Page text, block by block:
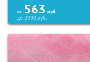
от 563 руб.
до2990руб.